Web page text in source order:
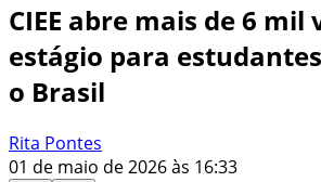
CIEE abre mais de 6 mil
estágio para
o Brasil
Rita Pontes
01 de maio de 2026 às 16:33